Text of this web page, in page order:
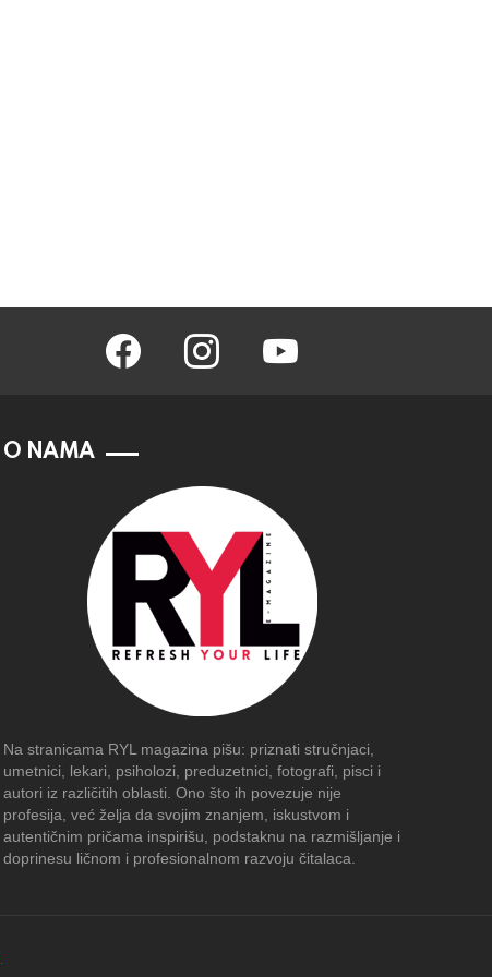
facebook instagram youtube
O NAMA
Na stranicama RYL magazina pišu: priznati stručnjaci,
umetnici, lekari, psiholozi, preduzetnici, fotografi, pisci i
autori iz različitih oblasti. Ono što ih povezuje nije
profesija, već želja da svojim znanjem, iskustvom i
autentičnim pričama inspirišu, podstaknu na razmišljanje i
doprinesu ličnom i profesionalnom razvoju čitalaca.
.